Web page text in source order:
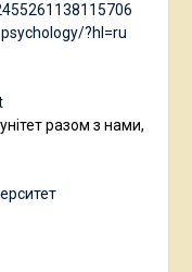
?hl=ru
разом з нами,